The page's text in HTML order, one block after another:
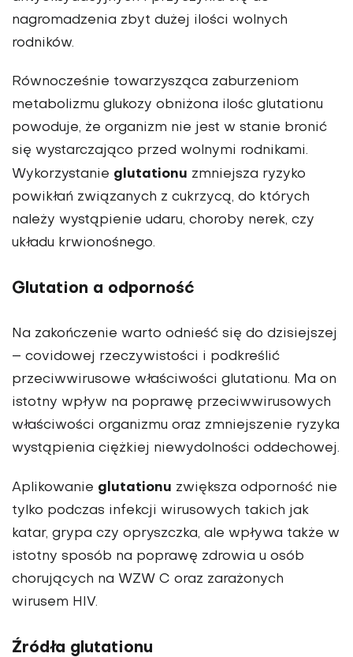
nagromadzenia zbyt dużej ilości wolnych
rodników.
Równocześnie towarzysząca zaburzeniom
metabolizmu glukozy obniżona ilośc glutationu
powoduje, że organizm nie jest w stanie bronić
się wystarczająco przed wolnymi rodnikami.
Wykorzystanie glutationu zmniejsza ryzyko
powikłań związanych z cukrzycą, do których
należy wystąpienie udaru, choroby nerek, czy
układu krwionośnego.
Glutation a odporność
Na zakończenie warto odnieść się do dzisiejszej
– covidowej rzeczywistości i podkreślić
przeciwwirusowe właściwości glutationu. Ma on
istotny wpływ na poprawę przeciwwirusowych
właściwości organizmu oraz zmniejszenie ryzyka
wystąpienia ciężkiej niewydolności oddechowej.
Aplikowanie glutationu zwiększa odporność nie
tylko podczas infekcji wirusowych takich jak
katar, grypa czy opryszczka, ale wpływa także w
istotny sposób na poprawę zdrowia u osób
chorujących na WZW C oraz zarażonych
wirusem HIV.
Źródła glutationu